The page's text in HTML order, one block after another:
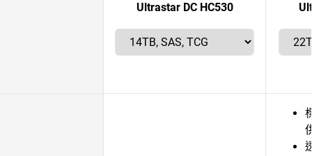
Ultrastar DC HC530